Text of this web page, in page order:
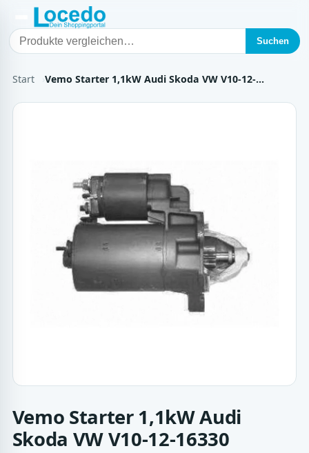
Suchen
Start Vemo Starter 1,1kW Audi Skoda VW V10-12-…
Vemo Starter 1,1kW Audi
Skoda VW V10-12-16330